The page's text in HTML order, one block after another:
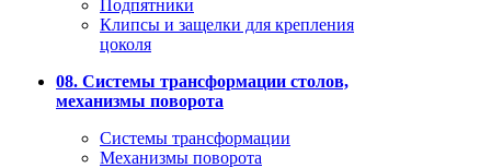
Подпятники
Клипсы и защелки для крепления
цоколя
08. Системы трансформации столов,
механизмы поворота
Системы трансформации
Механизмы поворота